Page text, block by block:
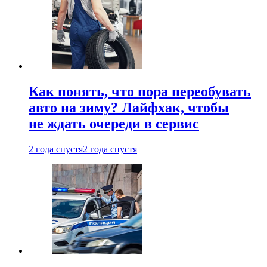
Как понять, что пора переобувать
авто на зиму? Лайфхак, чтобы
не ждать очереди в сервис
2 года спустя2 года спустя